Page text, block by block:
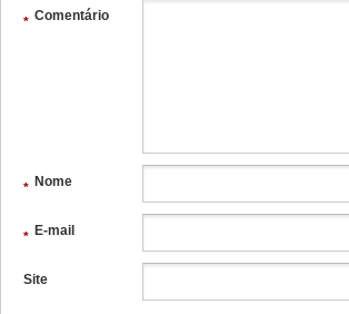
Comentário
*
Nome
*
E-mail
*
Site